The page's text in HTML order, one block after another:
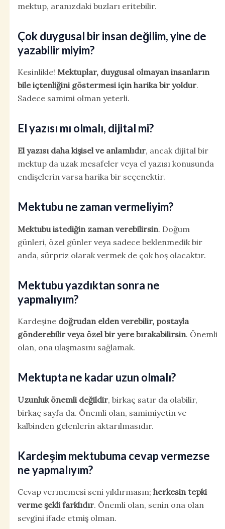
mektup, aranızdaki buzları eritebilir.
Çok duygusal bir insan değilim, yine de
yazabilir miyim?
Kesinlikle! Mektuplar, duygusal olmayan insanların
bile içtenliğini göstermesi için harika bir yoldur.
Sadece samimi olman yeterli.
El yazısı mı olmalı, dijital mi?
El yazısı daha kişisel ve anlamlıdır, ancak dijital bir
mektup da uzak mesafeler veya el yazısı konusunda
endişelerin varsa harika bir seçenektir.
Mektubu ne zaman vermeliyim?
Mektubu istediğin zaman verebilirsin. Doğum
günleri, özel günler veya sadece beklenmedik bir
anda, sürpriz olarak vermek de çok hoş olacaktır.
Mektubu yazdıktan sonra ne
yapmalıyım?
Kardeşine doğrudan elden verebilir, postayla
gönderebilir veya özel bir yere bırakabilirsin. Önemli
olan, ona ulaşmasını sağlamak.
Mektupta ne kadar uzun olmalı?
Uzunluk önemli değildir, birkaç satır da olabilir,
birkaç sayfa da. Önemli olan, samimiyetin ve
kalbinden gelenlerin aktarılmasıdır.
Kardeşim mektubuma cevap vermezse
ne yapmalıyım?
Cevap vermemesi seni yıldırmasın; herkesin tepki
verme şekli farklıdır. Önemli olan, senin ona olan
sevgini ifade etmiş olman.